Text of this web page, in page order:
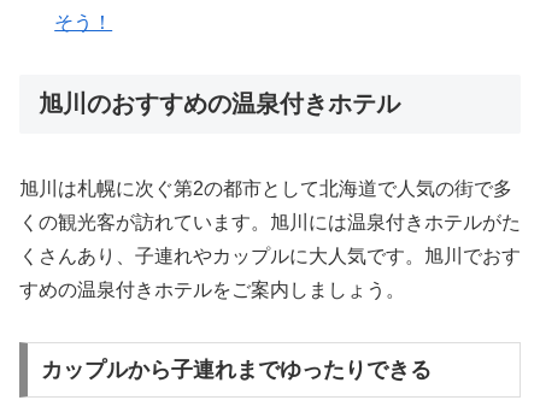
そう！
旭川のおすすめの温泉付きホテル
旭川は札幌に次ぐ第2の都市として北海道で人気の街で多
くの観光客が訪れています。旭川には温泉付きホテルがた
くさんあり、子連れやカップルに大人気です。旭川でおす
すめの温泉付きホテルをご案内しましょう。
カップルから子連れまでゆったりできる